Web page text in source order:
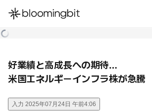
한국어
好業績と高成長への期待…
米国エネルギーインフラ株が急騰
入力 2025年07月24日 午前4:06